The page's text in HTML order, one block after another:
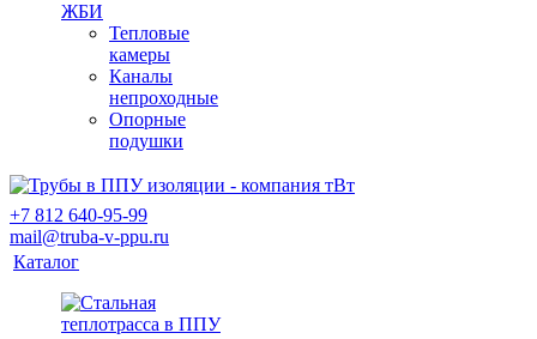
ЖБИ
Тепловые
камеры
Каналы
непроходные
Опорные
подушки
+7 812 640-95-99
mail@truba-v-ppu.ru
Каталог